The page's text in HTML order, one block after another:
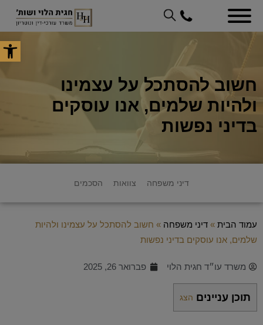
פתח
חשוב להסתכל על עצמינו
ולהיות שלמים, אנו עוסקים
בדיני נפשות
דיני משפחה צוואות הסכמים
עמוד הבית » דיני משפחה » חשוב להסתכל על עצמינו ולהיות
שלמים, אנו עוסקים בדיני נפשות
משרד עו״ד חגית הלוי פברואר 26, 2025
תוכן עניינים הצג